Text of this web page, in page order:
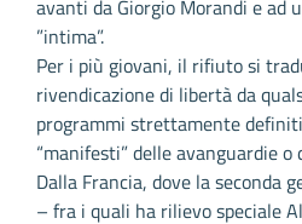
avanti da Giorgio Morandi e ad
”intima”.
Per i più giovani, il rifiuto si
rivendicazione di libertà da
programmi strettamente
“manifesti” delle avanguardie o
Dalla Francia, dove la seconda
– fra i quali ha rilievo speciale